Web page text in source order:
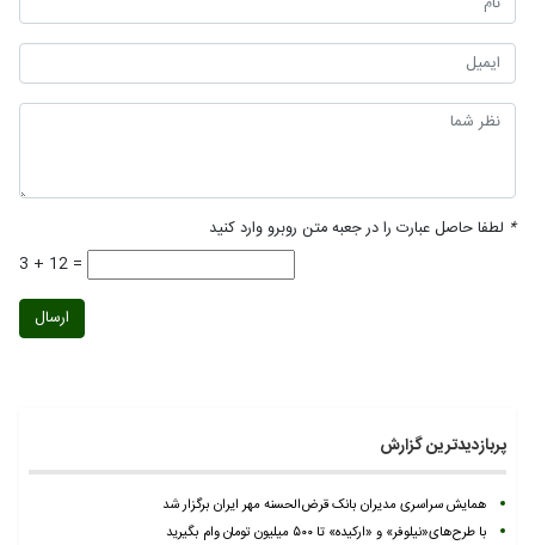
* لطفا حاصل عبارت را در جعبه متن روبرو وارد کنید
3 + 12 =
ارسال
پربازدیدترین گزارش
همایش سراسری مدیران بانک قرض‌الحسنه مهر ایران برگزار شد
با طرح‌های«نیلوفر» و «ارکیده» تا ۵۰۰ میلیون تومان وام بگیرید